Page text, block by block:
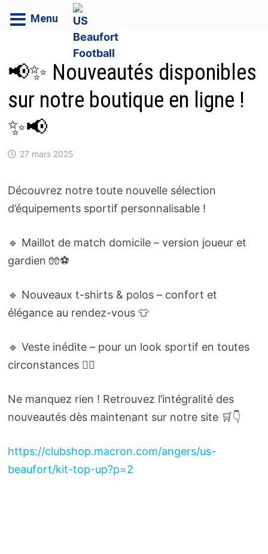
contenu
📢✨ Nouveautés disponibles
sur notre boutique en ligne !
✨📢
27 mars 2025
Découvrez notre toute nouvelle sélection
d’équipements sportif personnalisable !
🔹 Maillot de match domicile – version joueur et
gardien 🧤⚽
🔹 Nouveaux t-shirts & polos – confort et
élégance au rendez-vous 👕
🔹 Veste inédite – pour un look sportif en toutes
circonstances 🏃‍♂️
Ne manquez rien ! Retrouvez l’intégralité des
nouveautés dès maintenant sur notre site 🛒👇
https://clubshop.macron.com/angers/us-
beaufort/kit-top-up?p=2
Menu